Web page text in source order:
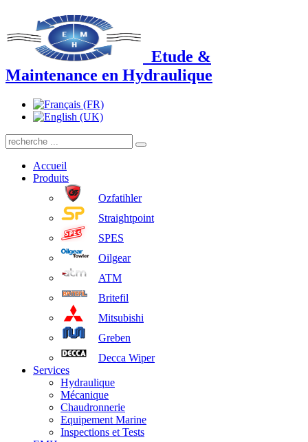
Etude &
Maintenance en Hydraulique
Accueil
Produits
Ozfatihler
Straightpoint
SPES
Oilgear
ATM
Britefil
Mitsubishi
Greben
Decca Wiper
Services
Hydraulique
Mécanique
Chaudronnerie
Equipement Marine
Inspections et Tests